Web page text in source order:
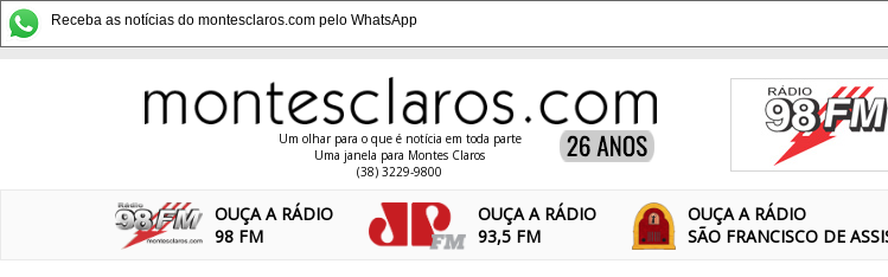
Receba as notícias do montesclaros.com pelo WhatsApp
Um olhar para o que é notícia em toda parte
Uma janela para Montes Claros
(38) 3229-9800
OUÇA A RÁDIO
98 FM
OUÇA A RÁDIO
93,5 FM
OUÇA A RÁDIO
SÃO FRANCISCO DE